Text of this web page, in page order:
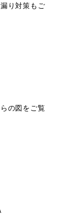
り対策もご
の図をご覧